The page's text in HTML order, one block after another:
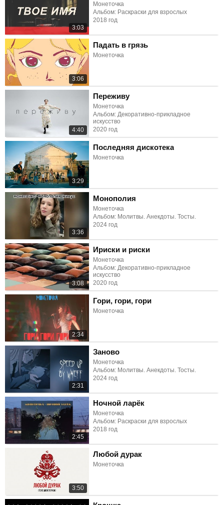
3:03
Монеточка
Альбом: Раскраски для взрослых
2018 год
3:06
Падать в грязь
Монеточка
4:40
Переживу
Монеточка
Альбом: Декоративно-прикладное
искусство
2020 год
3:29
Последняя дискотека
Монеточка
3:36
Монополия
Монеточка
Альбом: Молитвы. Анекдоты. Тосты.
2024 год
3:08
Ириски и риски
Монеточка
Альбом: Декоративно-прикладное
искусство
2020 год
2:34
Гори, гори, гори
Монеточка
2:31
Заново
Монеточка
Альбом: Молитвы. Анекдоты. Тосты.
2024 год
2:45
Ночной ларёк
Монеточка
Альбом: Раскраски для взрослых
2018 год
3:50
Любой дурак
Монеточка